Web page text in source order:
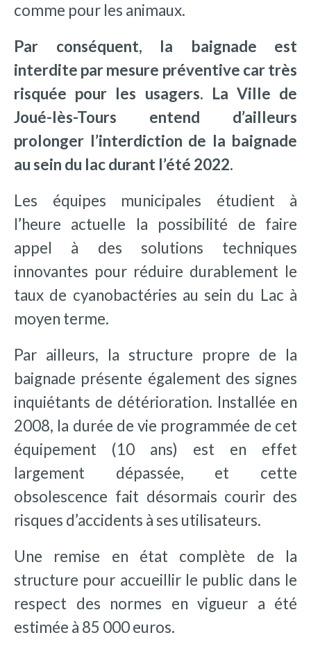
comme pour les animaux.
Par conséquent, la baignade est
interdite par mesure préventive car très
risquée pour les usagers. La Ville de
Joué-lès-Tours entend d’ailleurs
prolonger l’interdiction de la baignade
au sein du lac durant l’été 2022.
Les équipes municipales étudient à
l’heure actuelle la possibilité de faire
appel à des solutions techniques
innovantes pour réduire durablement le
taux de cyanobactéries au sein du Lac à
moyen terme.
Par ailleurs, la structure propre de la
baignade présente également des signes
inquiétants de détérioration. Installée en
2008, la durée de vie programmée de cet
équipement (10 ans) est en effet
largement dépassée, et cette
obsolescence fait désormais courir des
risques d’accidents à ses utilisateurs.
Une remise en état complète de la
structure pour accueillir le public dans le
respect des normes en vigueur a été
estimée à 85 000 euros.